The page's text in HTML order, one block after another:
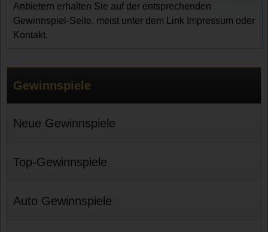
Anbietern erhalten Sie auf der entsprechenden
Gewinnspiel-Seite, meist unter dem Link Impressum oder
Kontakt.
Gewinnspiele
Neue Gewinnspiele
Top-Gewinnspiele
Auto Gewinnspiele